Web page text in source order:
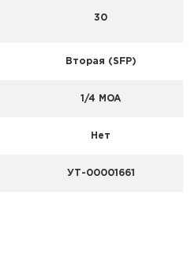
30
Вторая (SFP)
1/4 MOA
Нет
УТ-00001661